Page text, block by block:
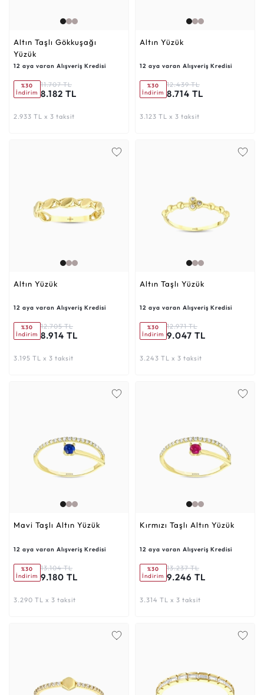
Altın Taşlı Gökkuşağı
Yüzük
12 aya varan Alışveriş Kredisi
%30
İndirim
11.707 TL
8.182 TL
2.933 TL x 3 taksit
Altın Yüzük
12 aya varan Alışveriş Kredisi
%30
İndirim
12.439 TL
8.714 TL
3.123 TL x 3 taksit
Altın Yüzük
12 aya varan Alışveriş Kredisi
%30
İndirim
12.705 TL
8.914 TL
3.195 TL x 3 taksit
Altın Taşlı Yüzük
12 aya varan Alışveriş Kredisi
%30
İndirim
12.971 TL
9.047 TL
3.243 TL x 3 taksit
Mavi Taşlı Altın Yüzük
12 aya varan Alışveriş Kredisi
%30
İndirim
13.104 TL
9.180 TL
3.290 TL x 3 taksit
Kırmızı Taşlı Altın Yüzük
12 aya varan Alışveriş Kredisi
%30
İndirim
13.237 TL
9.246 TL
3.314 TL x 3 taksit